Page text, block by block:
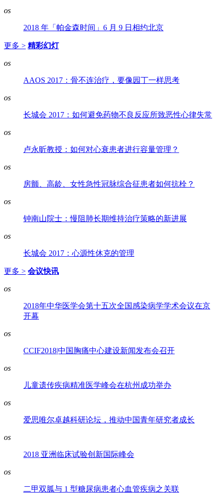
os
2018 年「帕金森时间」6 月 9 日相约北京
更多 > 精彩幻灯
os
AAOS 2017：骨不连治疗，要像园丁一样思考
os
长城会 2017：如何避免药物不良反应所致恶性心律失常
os
卢永昕教授：如何对心衰患者进行容量管理？
os
房颤、高龄、女性急性冠脉综合征患者如何抗栓？
os
钟南山院士：慢阻肺长期维持治疗策略的新进展
os
长城会 2017：心源性休克的管理
更多 > 会议快讯
os
2018年中华医学会第十五次全国感染病学学术会议在京
开幕
os
CCIF2018|中国胸痛中心建设新闻发布会召开
os
儿童遗传疾病精准医学峰会在杭州成功举办
os
爱思唯尔卓越科研论坛，推动中国青年研究者成长
os
2018 亚洲临床试验创新国际峰会
os
二甲双胍与 1 型糖尿病患者心血管疾病之关联